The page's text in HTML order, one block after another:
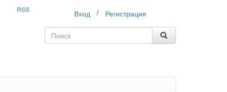
RSS Вход / Регистрация